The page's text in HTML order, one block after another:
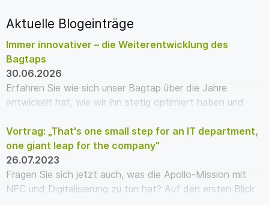
Aktuelle Blogeinträge
Immer innovativer – die Weiterentwicklung des
Bagtaps
30.06.2026
Erfahren Sie wie sich unser Bagtap über die Jahre
entwickelt hat, wie wir ihn stetig optimiert haben und
Vortrag: „That's one small step for an IT department,
one giant leap for the company"
26.07.2023
Fragen Sie sich jetzt auch, was die Apollo-Mission mit
NFC und Digitalisierung zu tun hat? Auf den ersten Blick